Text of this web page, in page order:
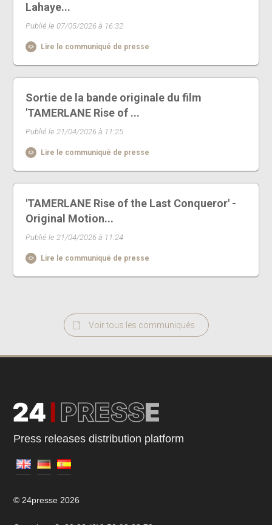
Lahaye...
Publié le 07/05/2026 à 16:32
Lire le communiqué de presse
Sortie de la bande originale du film
'TAMERLANE Rise of ...
Publié le 21/04/2026 à 11:25
Lire le communiqué de presse
'TAMERLANE Rise of the Last Conqueror' -
Original Motion...
Publié le 21/04/2026 à 11:24
Lire le communiqué de presse
Voir tous les communiqués
Press releases distribution platform
© 24presse 2026